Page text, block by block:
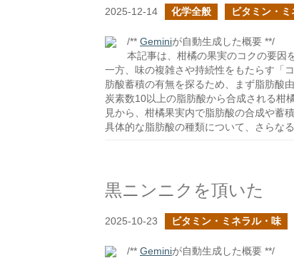
2025-12-14 化学全般 ビタミン・
/** Geminiが自動生成した概要 **/
本記事は、柑橘の果実のコクの要因
一方、味の複雑さや持続性をもたらす「
肪酸蓄積の有無を探るため、まず脂肪酸
炭素数10以上の脂肪酸から合成される柑
見から、柑橘果実内で脂肪酸の合成や蓄
具体的な脂肪酸の種類について、さらな
黒ニンニクを頂いた
2025-10-23 ビタミン・ミネラル・味
/** Geminiが自動生成した概要 **/